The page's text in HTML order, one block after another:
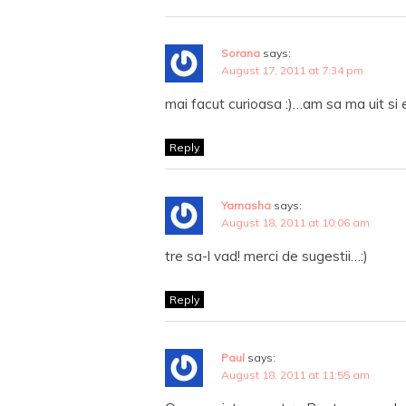
Sorana says:
August 17, 2011 at 7:34 pm
mai facut curioasa :)…am sa ma uit si
Reply
Yamasha says:
August 18, 2011 at 10:06 am
tre sa-l vad! merci de sugestii…:)
Reply
Paul says:
August 18, 2011 at 11:55 am